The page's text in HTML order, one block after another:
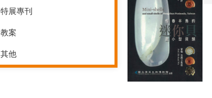
特展專刊
教案
其他